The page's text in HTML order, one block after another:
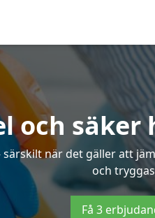
och
när det gäller att
och
Få 3